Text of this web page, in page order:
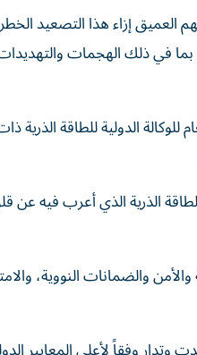
إزاء هذا التصعيد
بما في ذلك الهجمات
الدولية للطاقة
الذرية الذي أعرب فيه
والضمانات النووية،